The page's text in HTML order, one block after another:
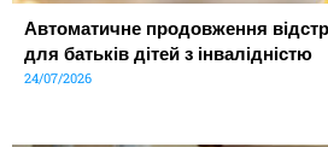
Автоматичне продовження
для батьків дітей з інвалідністю
24/07/2026